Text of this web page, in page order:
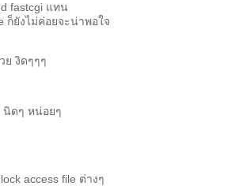
fastcgi แทน
ก็ยังไม่ค่อยจะน่าพอใจ
ย งิดๆๆๆ
นิดๆ หน่อยๆ
access file ต่างๆ